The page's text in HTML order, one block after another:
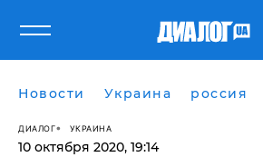
Новости Украина россия
ДИАЛОГ УКРАИНА
10 октября 2020, 19:14